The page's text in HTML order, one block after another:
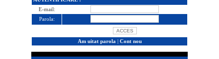
E-mail:
Parola:
Am uitat parola | Cont nou